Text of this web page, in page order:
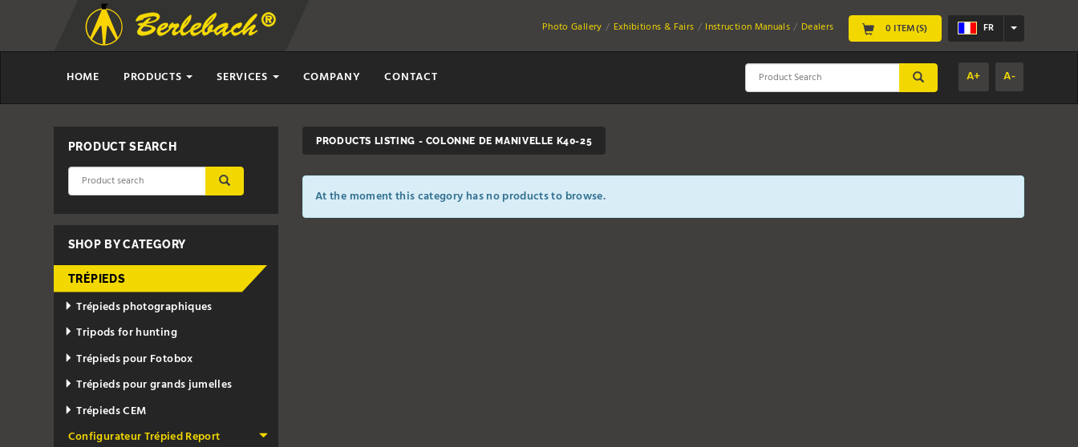
FR
0 ITEM(S)
Photo Gallery Exhibitions & Fairs Instruction Manuals Dealers
HOME PRODUCTS SERVICES COMPANY CONTACT A+ A-
SUBMIT
PRODUCTS LISTING - COLONNE DE MANIVELLE K40-25
At the moment this category has no products to browse.
PRODUCT SEARCH
SHOP BY CATEGORY
TRÉPIEDS
Trépieds photographiques
Tripods for hunting
Trépieds pour Fotobox
Trépieds pour grands jumelles
Trépieds CEM
Configurateur Trépied Report